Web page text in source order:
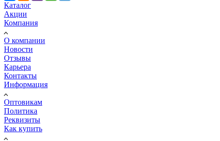
Каталог
Акции
Компания
О компании
Новости
Отзывы
Карьера
Контакты
Информация
Оптовикам
Политика
Реквизиты
Как купить